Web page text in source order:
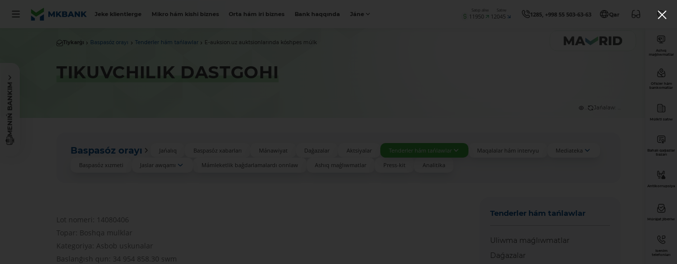
Jeke klientlerge Mikro hám kishi biznes Orta hám iri biznes Bank haqqında Jáne
Satıp alıw
11950
Satıw
12045 1285, +998 55 503-63-63 Qar
MENIŃ BANKIM
Tiykarǵı Baspasóz orayı Tenderler hám tańlawlar E-auksion.uz auktsionlarında kóshpes múlk
TIKUVCHILIK DASTGOHI
Jańalaw: ...
Baspasóz orayı Jańalıq Baspasóz xabarları Mánawiyat Daǵazalar Aktsiyalar Tenderler hám tańlawlar Maqalalar hám intervyu
Mediateka
Baspasóz xızmeti
Jaslar awqamı Mámleketlik baǵdarlamalardı orınlaw Ashıq maǵlıwmatlar Press-kit Analitika
Lot nomeri: 14080406
Topar: Boshqa mulklar
Kategoriya: Asbob uskunalar
Baslanǵısh qun: 34 954 858.30 swm
Tenderler hám tańlawlar
Uliwma maǵlıwmatlar
Daǵazalar
Ashıq
maǵlıwmatlar
Ofisler hám
bankomatlar
Múlkti satıw
Bahalı qaǵazlar
bazarı
Antikorrupsiya
Múrájat jiberiw
Isenim
telefonları